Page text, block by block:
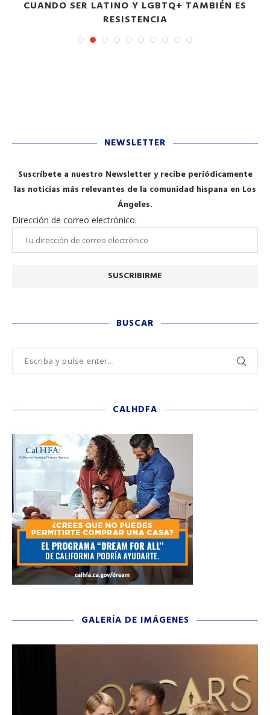
CUANDO SER LATINO Y LGBTQ+ TAMBIÉN ES
RESISTENCIA
NEWSLETTER
Suscríbete a nuestro Newsletter y recibe periódicamente
las noticias más relevantes de la comunidad hispana en Los
Ángeles.
Dirección de correo electrónico:
BUSCAR
CALHDFA
GALERÍA DE IMÁGENES